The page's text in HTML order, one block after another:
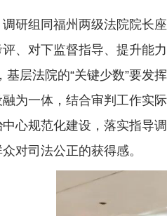
组同福州两级法院院长座
、对下监督指导、提升能
基层法院的“关键少数”要
为一体，结合审判工作实
心规范化建设，落实指导
对司法公正的获得感。